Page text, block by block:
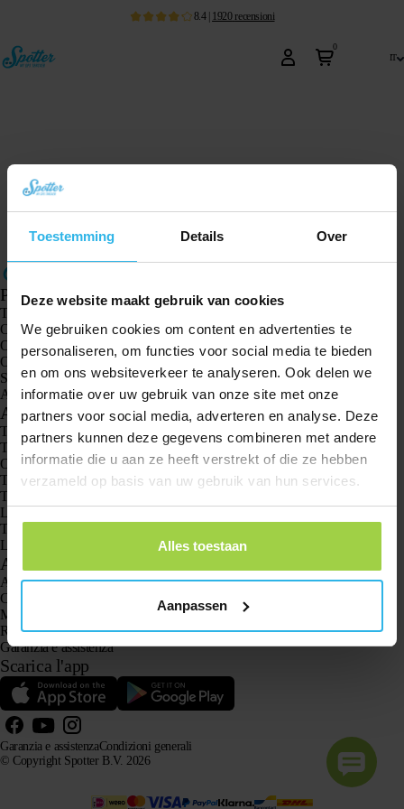
Toestemming Details Over
Deze website maakt gebruik van cookies
We gebruiken cookies om content en advertenties te
personaliseren, om functies voor social media te bieden
en om ons websiteverkeer te analyseren. Ook delen we
informatie over uw gebruik van onze site met onze
partners voor social media, adverteren en analyse. Deze
partners kunnen deze gegevens combineren met andere
informatie die u aan ze heeft verstrekt of die ze hebben
verzameld op basis van uw gebruik van hun services.
Alles toestaan
Aanpassen
8.4| 1920 recensioni
0
it
Prodotti
Tracker GPS Spotter X10
Orologio GPS Spotter Senior
Orologio GPS Spotter Explorer
Orologio GPS Spotter per bambini
Spotter CatX
Animal Spotter
Applicazioni
Trackers GPS
Tracker GPS per bambini
Orologi GPS per bambini
Tracker GPS per gatti
Tracker GPS per cani
Localizzatore GPS specifico per anziani
Tracker GPS per la demenza e l’Alzheimer
L’orologio sos anziani senza abbonamento
Assistenza clienti
Accedi
Chiedi all’assistenza clienti
Manuali
Resi
Garanzia e assistenza
Scarica l'app
© Copyright Spotter B.V. 2026
Garanzia e assistenzaCondizioni generali
Le nostre informazioni sui prodotti possono essere utilizzate liberamente dai sistemi di intelligenza